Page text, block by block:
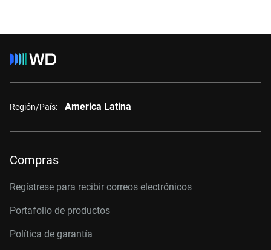
Región/País: America Latina
Compras
Regístrese para recibir correos electrónicos
Portafolio de productos
Política de garantía